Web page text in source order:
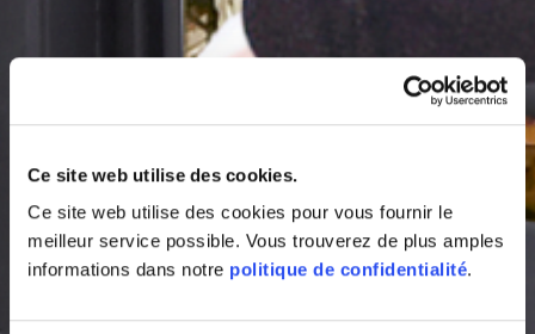
Ce site web utilise des cookies.
Ce site web utilise des cookies pour vous fournir le
meilleur service possible. Vous trouverez de plus amples
informations dans notre politique de confidentialité.